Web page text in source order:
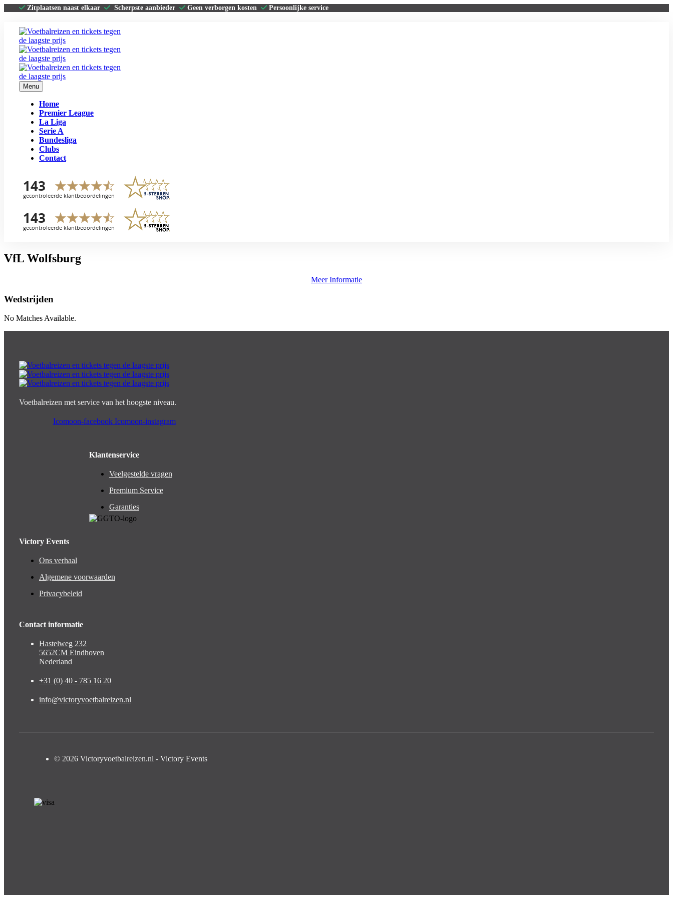
Zitplaatsen naast elkaar Scherpste aanbieder Geen verborgen kosten Persoonlijke service
Menu
Home
Premier League
La Liga
Serie A
Bundesliga
Clubs
Contact
VfL Wolfsburg
Meer Informatie
Wedstrijden
No Matches Available.
Voetbalreizen met service van het hoogste niveau.
Icomoon-facebook Icomoon-instagram
Klantenservice
Veelgestelde vragen
Premium Service
Garanties
Victory Events
Ons verhaal
Algemene voorwaarden
Privacybeleid
Contact informatie
Hastelweg 232
5652CM Eindhoven
Nederland
+31 (0) 40 - 785 16 20
info@victoryvoetbalreizen.nl
© 2026 Victoryvoetbalreizen.nl - Victory Events